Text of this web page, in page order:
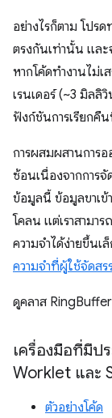
อย่างไรก็ตาม โปร
ตรงกันเท่านั้น และ
หากโค้ดทำงานไม่
เรนเดอร์ (~3 มิลลิ
ฟังก์ชันการเรียกคื
การผสมผสานการ
ซ้อนเนื่องจากการ
ข้อมูลนี้ ข้อมูลขาเข้
โคลน แต่เราสามา
ความจำได้ง่ายขึ้นเ
ความจําที่ผู้ใช้จัดสร
ดูคลาส
เครื่องมือที่มีป
Worklet และ
ตัวอย่างโค้ด